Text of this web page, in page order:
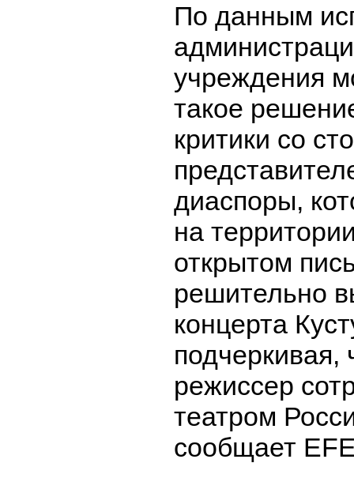
По данным
учреждения
такое
критики со
диаспоры,
на
открытом
решительно
концерта
режиссер
театром
сообщает